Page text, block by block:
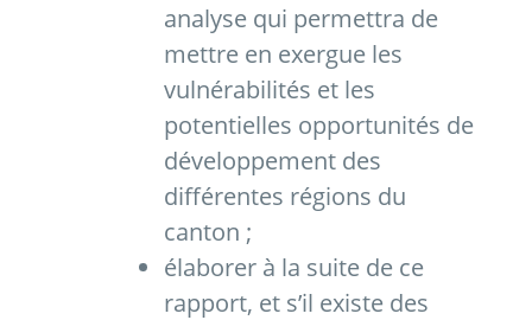
analyse qui permettra de
mettre en exergue les
vulnérabilités et les
potentielles opportunités de
développement des
différentes régions du
canton ;
élaborer à la suite de ce
rapport, et s’il existe des